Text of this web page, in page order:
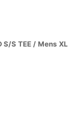
S/S TEE / Mens XL